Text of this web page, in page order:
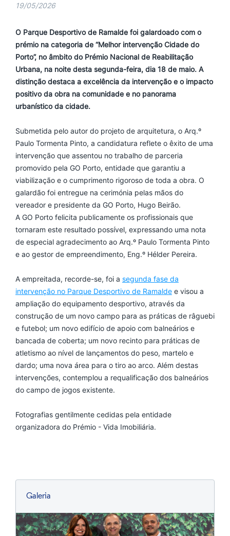
19/05/2026
O Parque Desportivo de Ramalde foi galardoado com o
prémio na categoria de “Melhor intervenção Cidade do
Porto”, no âmbito do Prémio Nacional de Reabilitação
Urbana, na noite desta segunda-feira, dia 18 de maio. A
distinção destaca a excelência da intervenção e o impacto
positivo da obra na comunidade e no panorama
urbanístico da cidade.
Submetida pelo autor do projeto de arquitetura, o Arq.º
Paulo Tormenta Pinto, a candidatura reflete o êxito de uma
intervenção que assentou no trabalho de parceria
promovido pela GO Porto, entidade que garantiu a
viabilização e o cumprimento rigoroso de toda a obra. O
galardão foi entregue na cerimónia pelas mãos do
vereador e presidente da GO Porto, Hugo Beirão.
A GO Porto felicita publicamente os profissionais que
tornaram este resultado possível, expressando uma nota
de especial agradecimento ao Arq.º Paulo Tormenta Pinto
e ao gestor de empreendimento, Eng.º Hélder Pereira.
A empreitada, recorde-se, foi a segunda fase da
intervenção no Parque Desportivo de Ramalde e visou a
ampliação do equipamento desportivo, através da
construção de um novo campo para as práticas de râguebi
e futebol; um novo edifício de apoio com balneários e
bancada de coberta; um novo recinto para práticas de
atletismo ao nível de lançamentos do peso, martelo e
dardo; uma nova área para o tiro ao arco. Além destas
intervenções, contemplou a requalificação dos balneários
do campo de jogos existente.
Fotografias gentilmente cedidas pela entidade
organizadora do Prémio - Vida Imobiliária.
Galeria